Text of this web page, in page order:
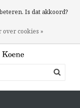
0 Artikelen
Is dat akkoord?
over cookies »